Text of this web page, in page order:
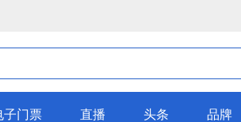
子门票 直播 头条 品牌